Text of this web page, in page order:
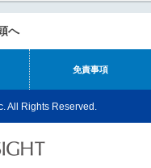
へ
免責事項
All Rights Reserved.